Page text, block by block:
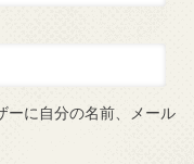
ーに自分の名前、メール